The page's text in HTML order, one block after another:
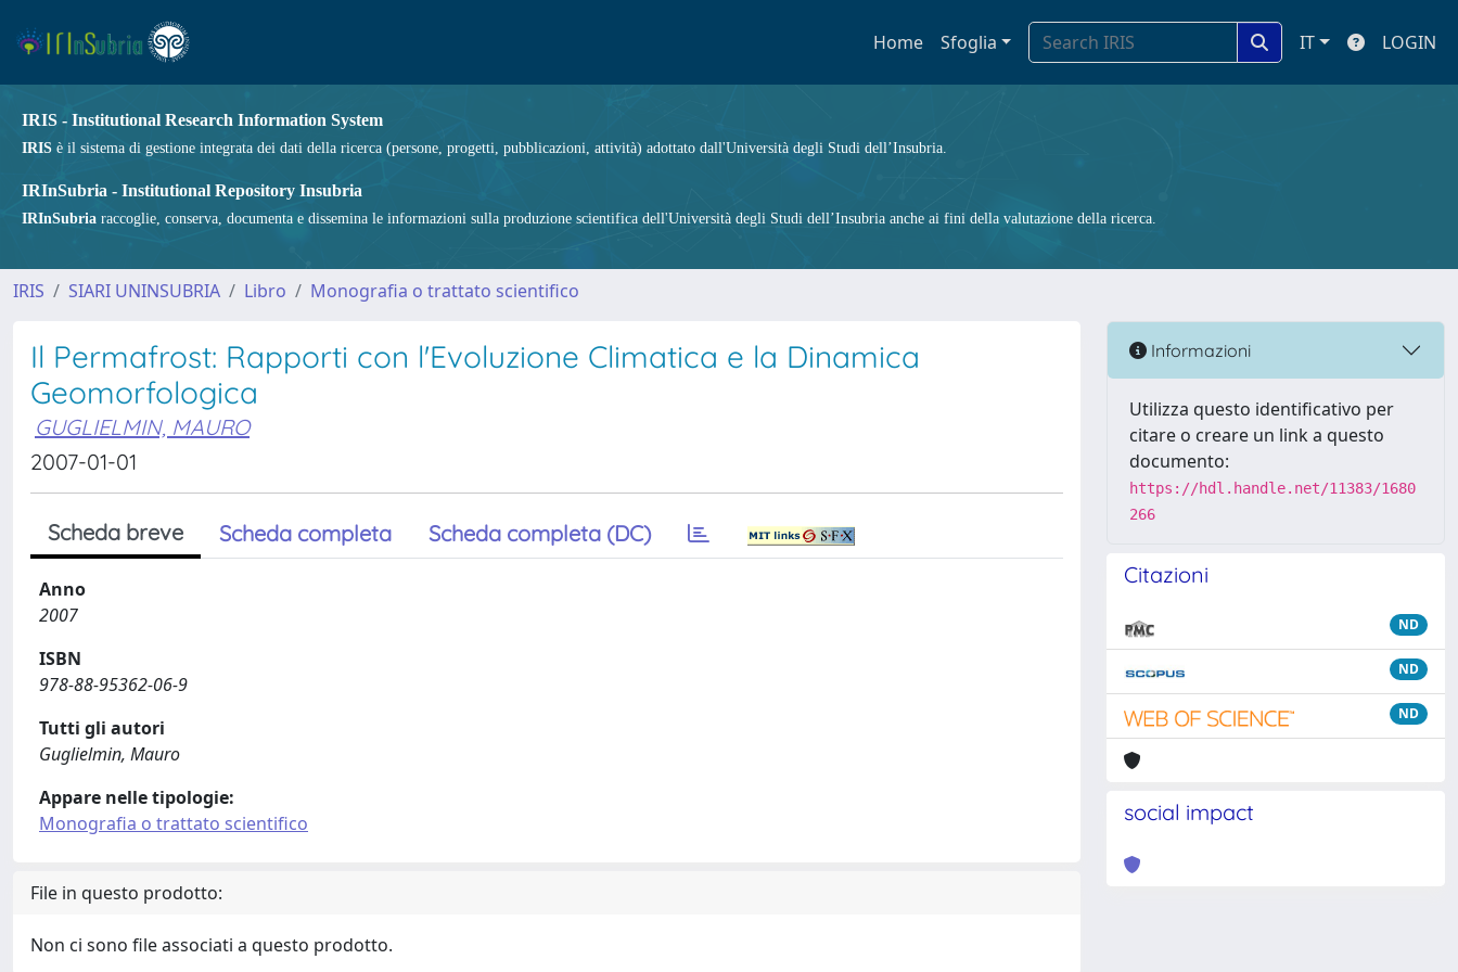
Home Sfoglia IT LOGIN
IRIS - Institutional Research Information System
IRIS è il sistema di gestione integrata dei dati della ricerca (persone, progetti, pubblicazioni, attività) adottato dall'Università degli Studi dell’Insubria.
IRInSubria - Institutional Repository Insubria
IRInSubria raccoglie, conserva, documenta e dissemina le informazioni sulla produzione scientifica dell'Università degli Studi dell’Insubria anche ai fini della valutazione della ricerca.
IRIS SIARI UNINSUBRIA Libro Monografia o trattato scientifico
Il Permafrost: Rapporti con l'Evoluzione Climatica e la Dinamica
Geomorfologica
GUGLIELMIN, MAURO
2007-01-01
Scheda breve Scheda completa Scheda completa (DC)
Anno
2007
ISBN
978-88-95362-06-9
Tutti gli autori
Guglielmin, Mauro
Appare nelle tipologie:
Monografia o trattato scientifico
File in questo prodotto:
Non ci sono file associati a questo prodotto.
Informazioni
Utilizza questo identificativo per
citare o creare un link a questo
documento:
https://hdl.handle.net/11383/1680
266
Citazioni
ND
ND
ND
social impact